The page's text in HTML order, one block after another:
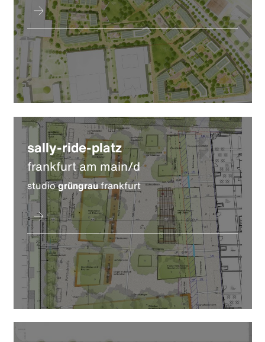
sally-ride-platz
frankfurt am main/d
studiogrüngraufrankfurt